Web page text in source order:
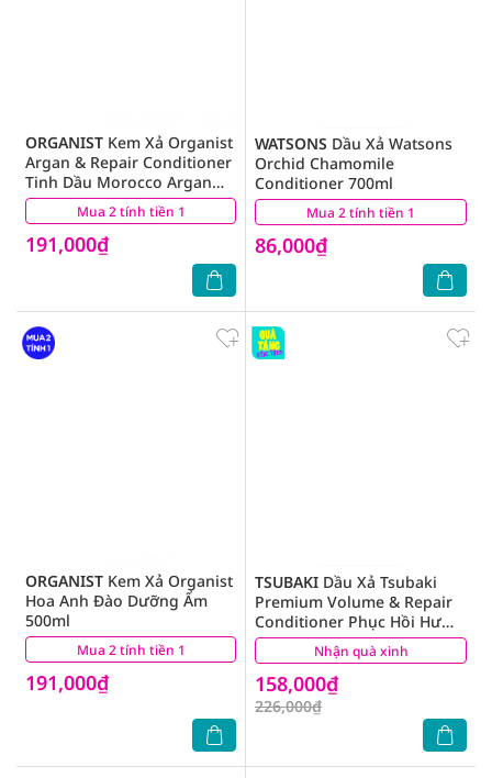
Mua 2 tính tiền 1
ORGANIST Kem Xả Organist
Argan & Repair Conditioner
Tinh Dầu Morocco Argan
Dành Cho Tóc Hư Tổn 500ml
191,000₫
(5) Mua 2 tính tiền 1
WATSONS Dầu Xả Watsons
Orchid Chamomile
Conditioner 700ml
86,000₫
(7)
Mua 2 tính tiền 1
ORGANIST Kem Xả Organist
Hoa Anh Đào Dưỡng Ẩm
500ml
191,000₫
(2) Nhận quà xinh
TSUBAKI Dầu Xả Tsubaki
Premium Volume & Repair
Conditioner Phục Hồi Hư
Tổn 450ml
158,000₫
226,000₫
(2)